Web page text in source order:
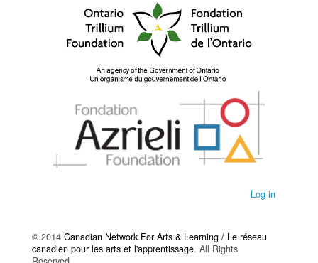
Log in
© 2014 Canadian Network For Arts & Learning / Le réseau
canadien pour les arts et l'apprentissage. All Rights